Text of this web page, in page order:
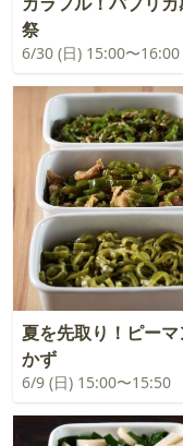
祭
6/30 (日) 15:00〜16:00
夏を先取り！ピー
かず
6/9 (日) 15:00〜15:50